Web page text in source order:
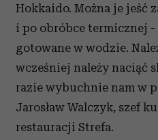
Hokkaido. Można je jeść
i po obróbce termicznej -
gotowane w wodzie.
wcześniej należy naciąć
razie wybuchnie nam w
Jarosław Walczyk, szef
restauracji Strefa.